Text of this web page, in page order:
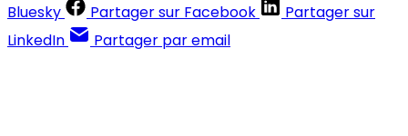
Bluesky
Partager sur Facebook
Partager sur
LinkedIn
Partager par email